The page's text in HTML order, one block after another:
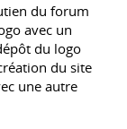
du forum
avec un
du logo
du site
une autre